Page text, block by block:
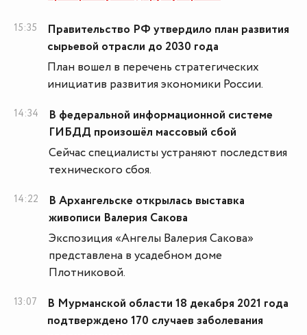
15:35
Правительство РФ утвердило план развития
сырьевой отрасли до 2030 года
План вошел в перечень стратегических
инициатив развития экономики России.
14:34
В федеральной информационной системе
ГИБДД произошёл массовый сбой
Сейчас специалисты устраняют последствия
технического сбоя.
14:22
В Архангельске открылась выставка
живописи Валерия Сакова
Экспозиция «Ангелы Валерия Сакова»
представлена в усадебном доме
Плотниковой.
13:07
В Мурманской области 18 декабря 2021 года
подтверждено 170 случаев заболевания